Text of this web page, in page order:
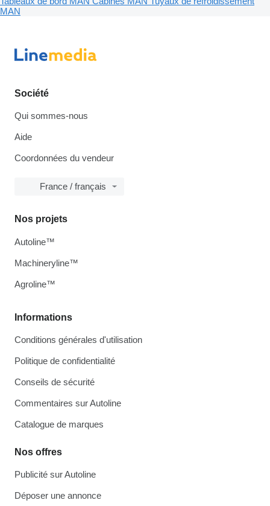
MAN
Société
Qui sommes-nous
Aide
Coordonnées du vendeur
France / français
Informations
Conditions générales d'utilisation
Politique de confidentialité
Conseils de sécurité
Commentaires sur Autoline
Catalogue de marques
Nos offres
Publicité sur Autoline
Déposer une annonce
Nos projets
Autoline™
Machineryline™
Agroline™